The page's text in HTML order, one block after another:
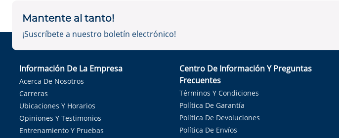
Mantente al tanto!
¡Suscríbete a nuestro boletín electrónico!
Información De La Empresa
Acerca De Nosotros
Carreras
Ubicaciones Y Horarios
Opiniones Y Testimonios
Entrenamiento Y Pruebas
Centro De Información Y Preguntas
Frecuentes
Términos Y Condiciones
Política De Garantía
Política De Devoluciones
Política De Envíos